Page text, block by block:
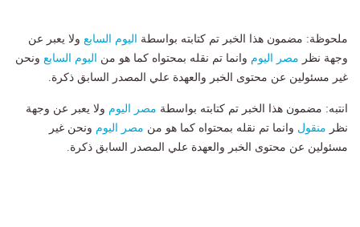
ملحوظة: مضمون هذا الخبر تم كتابته بواسطة اليوم السابع ولا يعبر عن
وجهة نظر مصر اليوم وانما تم نقله بمحتواه كما هو من اليوم السابع ونحن
غير مسئولين عن محتوى الخبر والعهدة علي المصدر السابق ذكرة.
انتبه: مضمون هذا الخبر تم كتابته بواسطة مصر اليوم ولا يعبر عن وجهة
نظر منقول وانما تم نقله بمحتواه كما هو من مصر اليوم ونحن غير
مسئولين عن محتوى الخبر والعهدة علي المصدر السابق ذكرة.